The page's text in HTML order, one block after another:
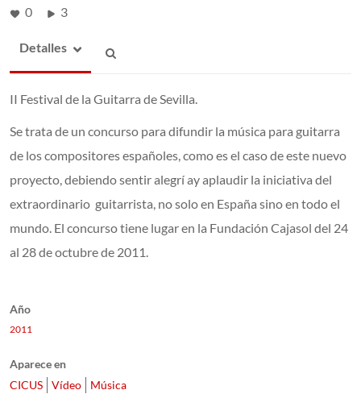
0 3
Detalles
II Festival de la Guitarra de Sevilla.
Se trata de un concurso para difundir la música para guitarra
de los compositores españoles, como es el caso de este nuevo
proyecto, debiendo sentir alegrí ay aplaudir la iniciativa del
extraordinario guitarrista, no solo en España sino en todo el
mundo. El concurso tiene lugar en la Fundación Cajasol del 24
al 28 de octubre de 2011.
Año
2011
Aparece en
CICUS
Vídeo Música